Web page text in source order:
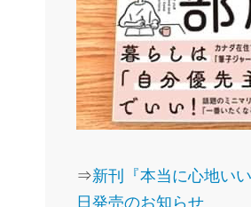
⇒新刊『本当に心地い
日発売のお知らせ